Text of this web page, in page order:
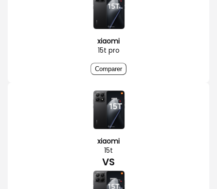
xiaomi
15t pro
Comparer
xiaomi
15t
VS